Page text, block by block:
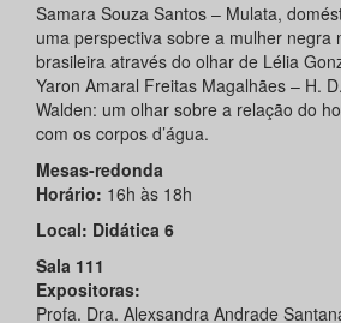
Samara Souza Santos – Mulata,
uma perspectiva sobre a mulher negra
brasileira através do olhar de Lélia
Yaron Amaral Freitas Magalhães – H.
Walden: um olhar sobre a relação do
com os corpos d’água.
Mesas-redonda
Horário: 16h às 18h
Local: Didática 6
Sala 111
Expositoras:
Profa. Dra. Alexsandra Andrade